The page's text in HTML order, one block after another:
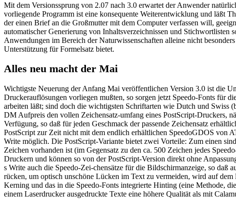
Mit dem Versionssprung von 2.07 nach 3.0 erwartet der Anwender
vorliegende Programm ist eine konsequente Weiterentwicklung und läßt
der einen Brief an die Großmutter mit dem Computer verfassen will,
automatischer Generierung von Inhaltsverzeichnissen und
Anwendungen im Bereich der Naturwissenschaften alleine nicht
Unterstützung für Formelsatz bietet.
Alles neu macht der Mai
Wichtigste Neuerung der Anfang Mai veröffentlichen Version 3.0 ist die
Druckerauflösungen vorliegen mußten, so sorgen jetzt Speedo-Fonts für
arbeiten läßt; sind doch die wichtigsten Schriftarten wie Dutch und Swiss
DM Aufpreis den vollen Zeichensatz-umfang eines PostScript-Druckers,
Verfügung, so daß für jeden Geschmack der passende Zeichensatz
PostScript zur Zeit nicht mit dem endlich erhältlichen SpeedoGDOS von
Write möglich. Die PostScript-Variante bietet zwei Vorteile: Zum einen
Zeichen vorhanden ist (im Gegensatz zu den ca. 500 Zeichen jedes
Druckern und können so von der PostScript-Version direkt ohne
s Write auch die Speedo-Zei-chensätze für die Bildschirmanzeige, so
rücken, um optisch unschöne Lücken im Text zu vermeiden, wird auf
Kerning und das in die Speedo-Fonts integrierte Hinting (eine Methode,
einem Laserdrucker ausgedruckte Texte eine höhere Qualität als mit